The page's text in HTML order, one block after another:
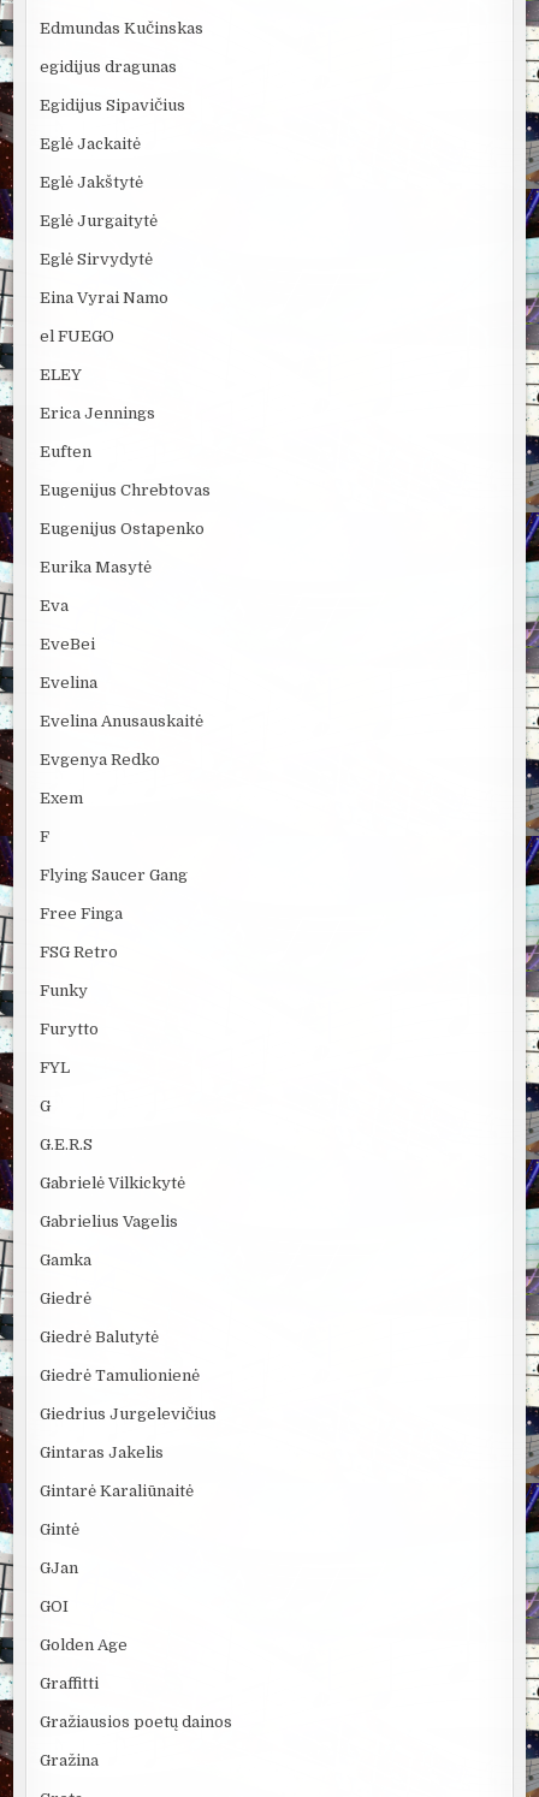
Edmundas Kučinskas
egidijus dragunas
Egidijus Sipavičius
Eglė Jackaitė
Eglė Jakštytė
Eglė Jurgaitytė
Eglė Sirvydytė
Eina Vyrai Namo
el FUEGO
ELEY
Erica Jennings
Euften
Eugenijus Chrebtovas
Eugenijus Ostapenko
Eurika Masytė
Eva
EveBei
Evelina
Evelina Anusauskaitė
Evgenya Redko
Exem
F
Flying Saucer Gang
Free Finga
FSG Retro
Funky
Furytto
FYL
G
G.E.R.S
Gabrielė Vilkickytė
Gabrielius Vagelis
Gamka
Giedrė
Giedrė Balutytė
Giedrė Tamulionienė
Giedrius Jurgelevičius
Gintaras Jakelis
Gintarė Karaliūnaitė
Gintė
GJan
GOI
Golden Age
Graffitti
Gražiausios poetų dainos
Gražina